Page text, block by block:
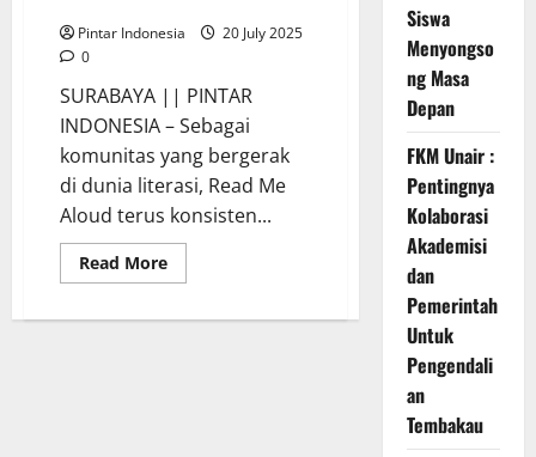
Pintar Indonesia
20 July 2025
0
SURABAYA || PINTAR
INDONESIA – Sebagai
komunitas yang bergerak
di dunia literasi, Read Me
Aloud terus konsisten...
Read MoreRead
more
Me
Siswa
Menyongso
ng Masa
Depan
FKM Unair :
Pentingnya
Kolaborasi
Akademisi
dan
Pemerintah
Untuk
Pengendali
an
Tembakau